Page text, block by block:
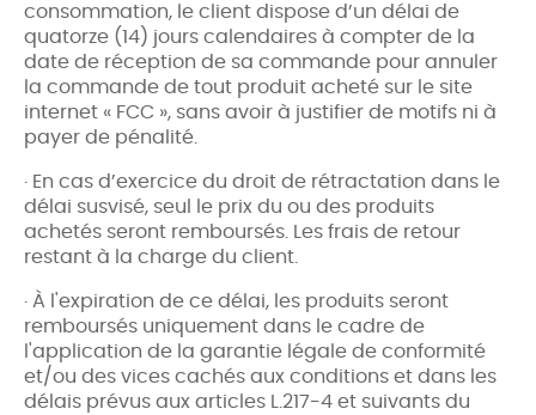
consommation, le client dispose d’un délai de
quatorze (14) jours calendaires à compter de la
date de réception de sa commande pour annuler
la commande de tout produit acheté sur le site
internet « FCC », sans avoir à justifier de motifs ni à
payer de pénalité.
· En cas d’exercice du droit de rétractation dans le
délai susvisé, seul le prix du ou des produits
achetés seront remboursés. Les frais de retour
restant à la charge du client.
· À l'expiration de ce délai, les produits seront
remboursés uniquement dans le cadre de
l'application de la garantie légale de conformité
et/ou des vices cachés aux conditions et dans les
délais prévus aux articles L.217-4 et suivants du